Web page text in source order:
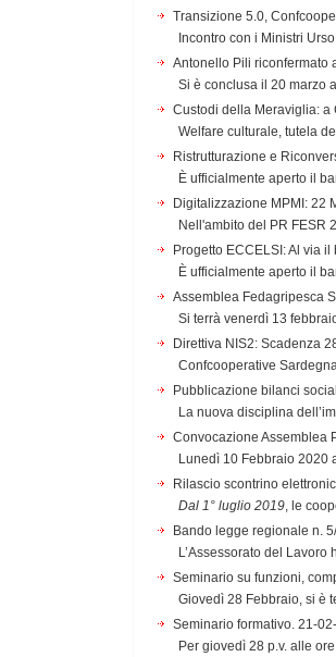
Transizione 5.0,
Incontro con i Ministri
Antonello Pili riconfermato
Si è conclusa il 20 marzo
Custodi della Meraviglia: a
Welfare culturale, tutela
Ristrutturazione e
È ufficialmente aperto il
Digitalizzazione MPMI: 22
Nell'ambito del PR FESR
Progetto ECCELSI: Al via
È ufficialmente aperto il
Assemblea Fedagripesca
Si terrà venerdì 13
Direttiva NIS2: Scadenza
Confcooperative
Pubblicazione bilanci
La nuova disciplina
Convocazione Assemblea
Lunedì 10 Febbraio 2020
Rilascio scontrino
Dal 1° luglio 2019, le
Bando legge regionale n.
L’Assessorato del
Seminario su funzioni,
Giovedì 28 Febbraio, si è
Seminario formativo. 21-
Per giovedì 28 p.v. alle